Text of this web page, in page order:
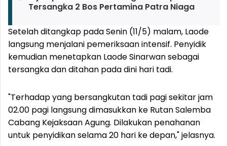
Tersangka 2 Bos Pertamina Patra Niaga
Setelah ditangkap pada Senin (11/5) malam, Laode
langsung menjalani pemeriksaan intensif. Penyidik
kemudian menetapkan Laode Sinarwan sebagai
tersangka dan ditahan pada dini hari tadi.
"Terhadap yang bersangkutan tadi pagi sekitar jam
02.00 pagi langsung dimasukkan ke Rutan Salemba
Cabang Kejaksaan Agung. Dilakukan penahanan
untuk penyidikan selama 20 hari ke depan," jelasnya.